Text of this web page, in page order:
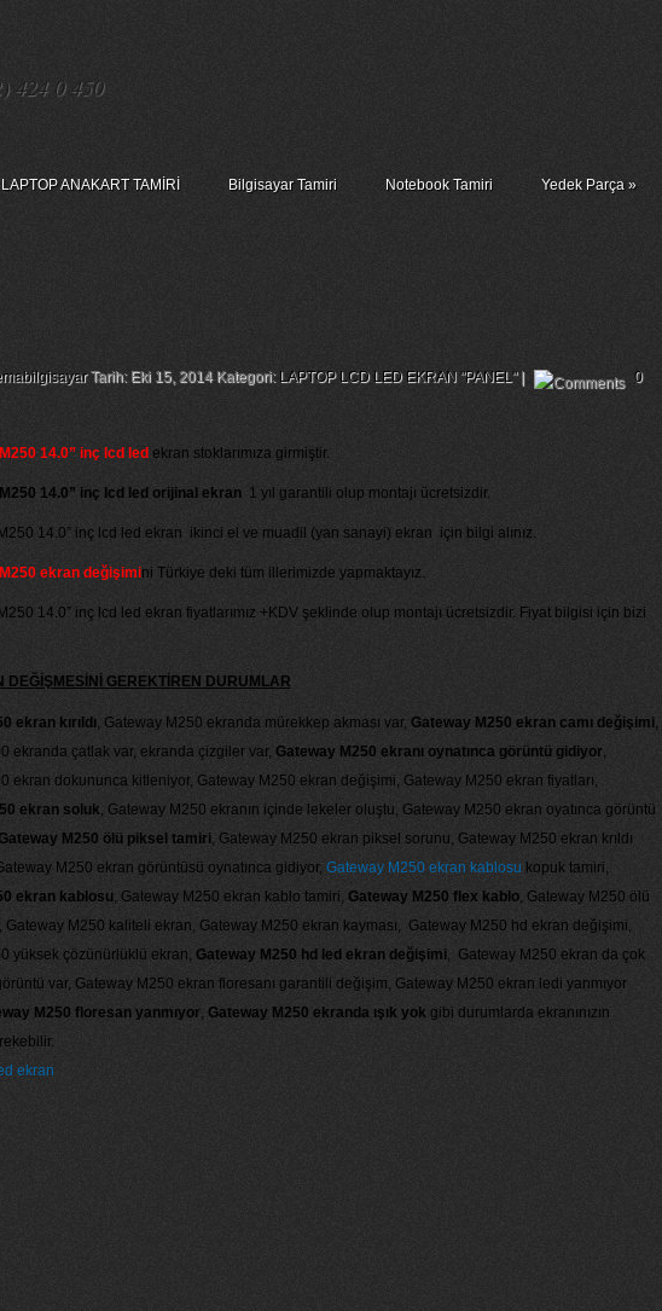
424 0 450
LAPTOP ANAKART TAMİRİ Bilgisayar Tamiri Notebook Tamiri Yedek Parça»
Tarih: Eki 15, 2014 Kategori: LAPTOP LCD LED EKRAN "PANEL"|
0
14.0” inç lcd led ekran stoklarımıza girmiştir.
14.0” inç lcd led orijinal ekran1 yıl garantili olup montajı ücretsizdir.
14.0” inç lcd led ekran ikinci el ve muadil (yan sanayi) ekran için bilgi alınız.
ekran değişimini Türkiye deki tüm illerimizde yapmaktayız.
14.0” inç lcd led ekran fiyatlarımız +KDV şeklinde olup montajı ücretsizdir. Fiyat bilgisi için bizi
DEĞİŞMESİNİ GEREKTİREN DURUMLAR
ekran kırıldı, Gateway M250 ekranda mürekkep akması var, Gateway M250 ekran camı değişimi,
ekranda çatlak var, ekranda çizgiler var, Gateway M250 ekranı oynatınca görüntü gidiyor,
ekran dokununca kitleniyor, Gateway M250 ekran değişimi, Gateway M250 ekran fiyatları,
ekran soluk, Gateway M250 ekranın içinde lekeler oluştu, Gateway M250 ekran oyatınca görüntü
M250 ölü piksel tamiri, Gateway M250 ekran piksel sorunu, Gateway M250 ekran krıldı
M250 ekran görüntüsü oynatınca gidiyor, Gateway M250 ekran kablosu kopuk tamiri,
ekran kablosu, Gateway M250 ekran kablo tamiri, Gateway M250 flex kablo, Gateway M250 ölü
Gateway M250 kaliteli ekran, Gateway M250 ekran kayması, Gateway M250 hd ekran değişimi,
yüksek çözünürlüklü ekran, Gateway M250 hd led ekran değişimi, Gateway M250 ekran da çok
var, Gateway M250 ekran floresanı garantili değişim, Gateway M250 ekran ledi yanmıyor
M250 floresan yanmıyor, Gateway M250 ekranda ışık yokgibi durumlarda ekranınızın